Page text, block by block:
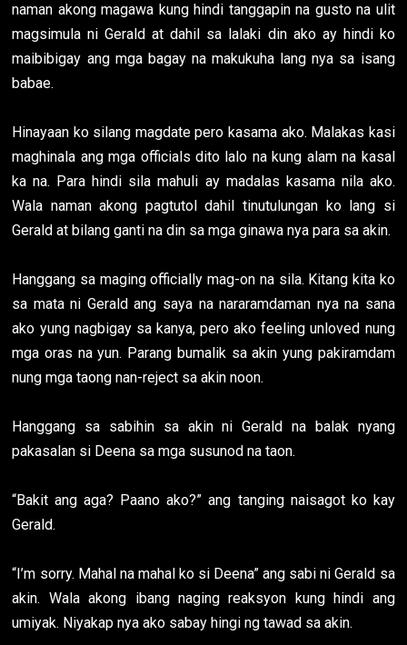
naman akong magawa kung hindi tanggapin na gusto na ulit
magsimula ni Gerald at dahil sa lalaki din ako ay hindi ko
maibibigay ang mga bagay na makukuha lang nya sa isang
babae.
Hinayaan ko silang magdate pero kasama ako. Malakas kasi
maghinala ang mga officials dito lalo na kung alam na kasal
ka na. Para hindi sila mahuli ay madalas kasama nila ako.
Wala naman akong pagtutol dahil tinutulungan ko lang si
Gerald at bilang ganti na din sa mga ginawa nya para sa akin.
Hanggang sa maging officially mag-on na sila. Kitang kita ko
sa mata ni Gerald ang saya na nararamdaman nya na sana
ako yung nagbigay sa kanya, pero ako feeling unloved nung
mga oras na yun. Parang bumalik sa akin yung pakiramdam
nung mga taong nan-reject sa akin noon.
Hanggang sa sabihin sa akin ni Gerald na balak nyang
pakasalan si Deena sa mga susunod na taon.
“Bakit ang aga? Paano ako?” ang tanging naisagot ko kay
Gerald.
“I’m sorry. Mahal na mahal ko si Deena” ang sabi ni Gerald sa
akin. Wala akong ibang naging reaksyon kung hindi ang
umiyak. Niyakap nya ako sabay hingi ng tawad sa akin.